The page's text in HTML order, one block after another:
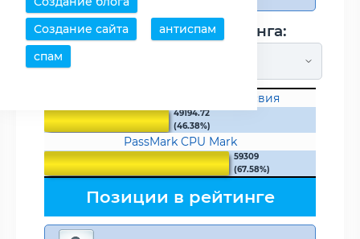
Создание сайта
антиспам
спам
Метод подсчета рейтинга:
Общий рейтинг быстродейтсвия
49194.72
(46.38%)
PassMark CPU Mark
59309
(67.58%)
Позиции в рейтинге